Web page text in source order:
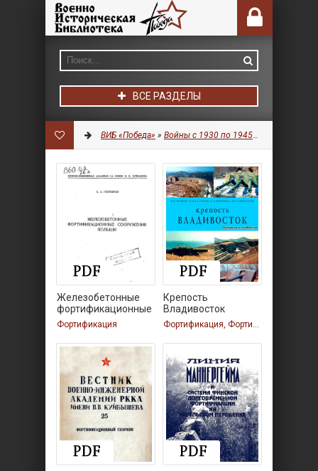
ВСЕ РАЗДЕЛЫ
ВИБ «Победа» » Войны с 1930 по 1945 гг.
Железобетонные
фортификационные
Фортификация
Крепость
Владивосток
Фортификация, Фортификация, Фортификация, Фортификация